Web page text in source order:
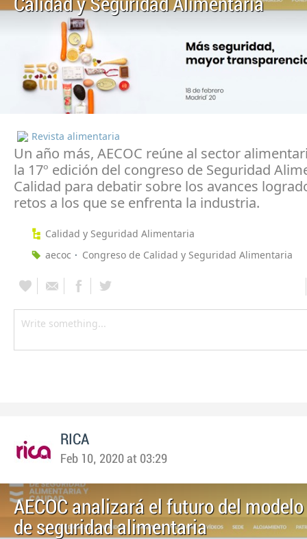
Calidad y Seguridad Alimentaria
Revista alimentaria
Un año más, AECOC reúne al sector
la 17º edición del congreso de Seguridad
Calidad para debatir sobre los avances
retos a los que se enfrenta la industria.
Calidad y Seguridad Alimentaria
aecoc
Congreso de Calidad y Seguridad Alimentaria
RICA
Feb 10, 2020 at 03:29
AECOC analizará el futuro del
de seguridad alimentaria